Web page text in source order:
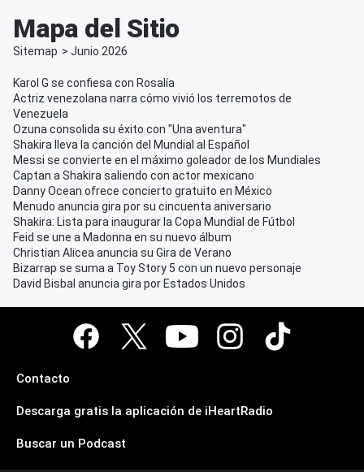
Mapa del Sitio
Sitemap > Junio 2026
Karol G se confiesa con Rosalía
Actriz venezolana narra cómo vivió los terremotos de
Venezuela
Ozuna consolida su éxito con "Una aventura"
Shakira lleva la canción del Mundial al Español
Messi se convierte en el máximo goleador de los Mundiales
Captan a Shakira saliendo con actor mexicano
Danny Ocean ofrece concierto gratuito en México
Menudo anuncia gira por su cincuenta aniversario
Shakira: Lista para inaugurar la Copa Mundial de Fútbol
Feid se une a Madonna en su nuevo álbum
Christian Alicea anuncia su Gira de Verano
Bizarrap se suma a Toy Story 5 con un nuevo personaje
David Bisbal anuncia gira por Estados Unidos
Contacto
Descarga gratis la aplicación de iHeartRadio
Buscar un Podcast